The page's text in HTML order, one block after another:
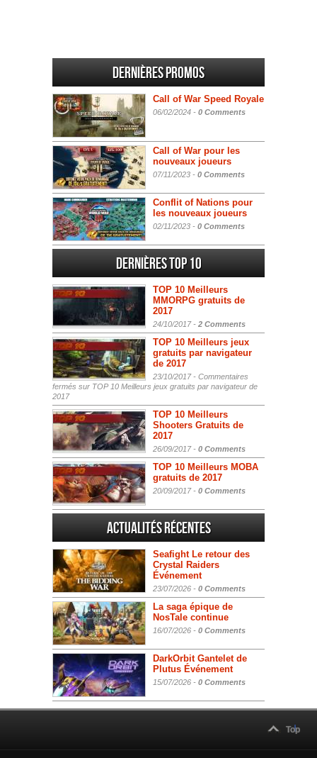
Dernières promos
Call of War Speed Royale
06/02/2024 - 0 Comments
Call of War pour les
nouveaux joueurs
07/11/2023 - 0 Comments
Conflit of Nations pour
les nouveaux joueurs
02/11/2023 - 0 Comments
Dernières Top 10
TOP 10 Meilleurs
MMORPG gratuits de
2017
24/10/2017 - 2 Comments
TOP 10 Meilleurs jeux
gratuits par navigateur
de 2017
23/10/2017 - Commentaires
fermés sur TOP 10 Meilleurs jeux gratuits par navigateur de
2017
TOP 10 Meilleurs
Shooters Gratuits de
2017
26/09/2017 - 0 Comments
TOP 10 Meilleurs MOBA
gratuits de 2017
20/09/2017 - 0 Comments
Actualités Récentes
Seafight Le retour des
Crystal Raiders
Événement
23/07/2026 - 0 Comments
La saga épique de
NosTale continue
16/07/2026 - 0 Comments
DarkOrbit Gantelet de
Plutus Événement
15/07/2026 - 0 Comments
Top